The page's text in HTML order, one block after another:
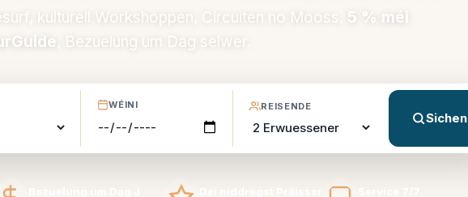
kulturell Workshoppen, Circuiten no Mooss. 5 % méi
, Bezuelung um Dag selwer.
WÉINI REISENDE
Sichen